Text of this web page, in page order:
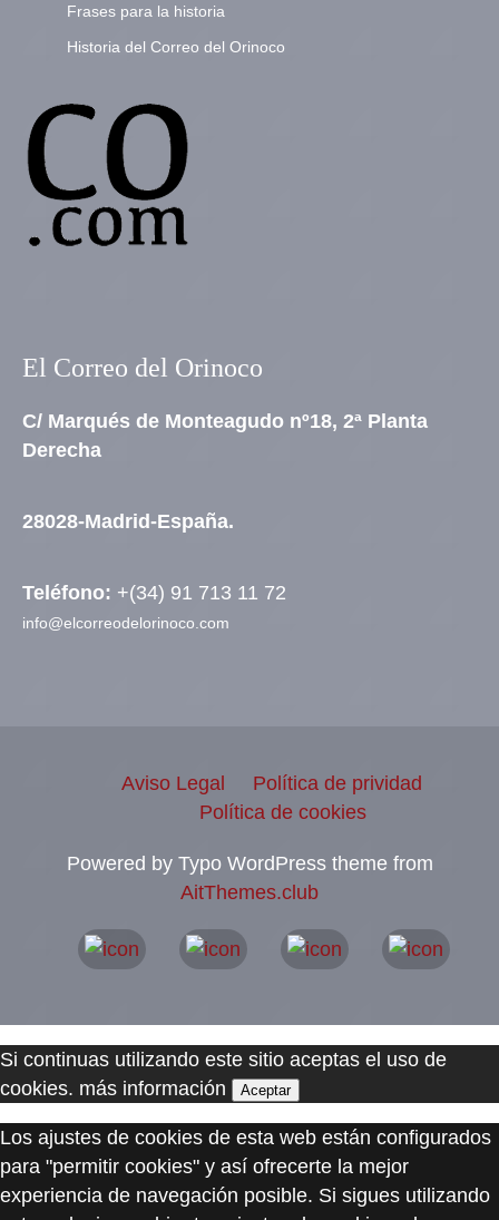
Frases para la historia
Historia del Correo del Orinoco
El Correo del Orinoco
C/ Marqués de Monteagudo nº18, 2ª Planta
Derecha
28028-Madrid-España.
Teléfono: +(34) 91 713 11 72
info@elcorreodelorinoco.com
Aviso Legal
Política de prividad
Política de cookies
Powered by Typo WordPress theme from
AitThemes.club
Si continuas utilizando este sitio aceptas el uso de
cookies. más información Aceptar
Los ajustes de cookies de esta web están configurados
para "permitir cookies" y así ofrecerte la mejor
experiencia de navegación posible. Si sigues utilizando